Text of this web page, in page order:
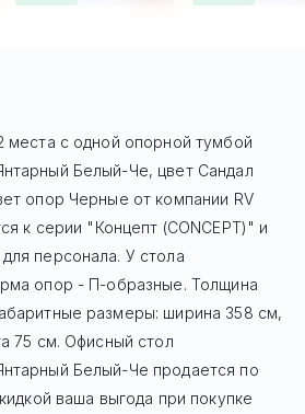
места с одной опорной тумбой
Белый-Че, цвет Сандал
опор Черные от компании RV
к серии "Концепт (CONCEPT)" и
персонала. У стола
опор - П-образные. Толщина
размеры: ширина 358 см,
75 см. Офисный стол
Белый-Че продается по
ваша выгода при покупке